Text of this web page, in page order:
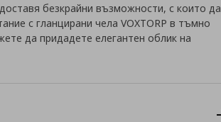
безкрайни възможности, с които да
с гланцирани чела VOXTORP в тъмно
да придадете елегантен облик на